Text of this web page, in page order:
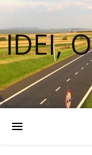
IDEI,